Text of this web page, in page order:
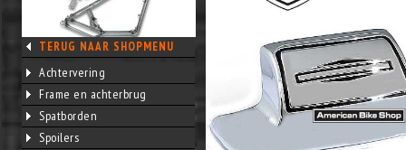
TERUG NAAR SHOPMENU
Achtervering
Frame en achterbrug
Spatborden
Spoilers